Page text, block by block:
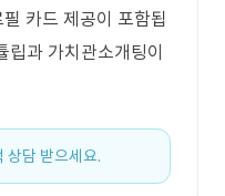
카드 제공이 포함됩
과 가치관소개팅이
상담 받으세요.